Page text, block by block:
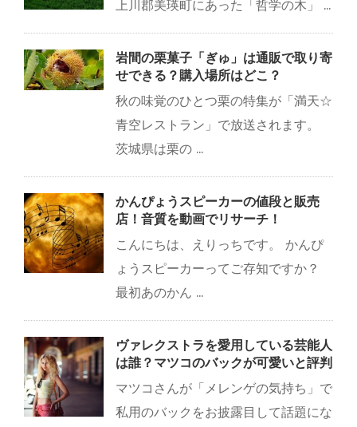
上川郡美瑛町にあった「哲学の木」 ...
岩間の栗菓子「ぎゅ」は通販で取り寄
せできる？購入場所はどこ？
秋の味覚のひとつ栗の特集が「満天☆
青空レストラン」で放送されます。
茨城県は栗の ...
かんぴょうスピーカーの値段と販売
店！音質を動画でリサーチ！
こんにちは、えりっちです。 かんぴ
ょうスピーカーってご存知ですか？
最初あのかん ...
ヴァレクストラを愛用している芸能人
は誰？マツコのバックが可愛いと評判
マツコさんが「メレンゲの気持ち」で
私用のバックをお披露目して話題にな